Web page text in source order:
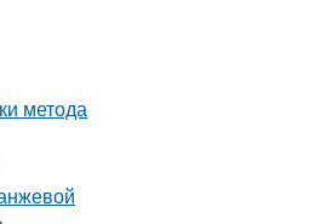
метода